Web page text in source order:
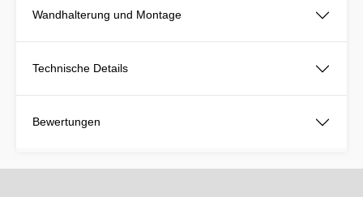
Wandhalterung und Montage
Technische Details
Bewertungen